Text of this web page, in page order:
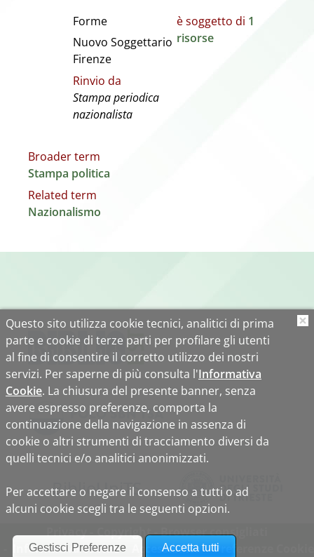
Forme
Nuovo Soggettario
Firenze
Rinvio da
Stampa periodica
nazionalista
è soggetto di 1
risorse
Broader term
Stampa politica
Related term
Nazionalismo
BiblioUniTS
Privacy Copyright
Browser consigliati
Informativa cookie
Accessibilità Preferenze Cookie
Questo sito utilizza cookie tecnici, analitici di prima
parte e cookie di terze parti per profilare gli utenti
al fine di consentire il corretto utilizzo dei nostri
servizi. Per saperne di più consulta l'Informativa
Cookie. La chiusura del presente banner, senza
avere espresso preferenze, comporta la
continuazione della navigazione in assenza di
cookie o altri strumenti di tracciamento diversi da
quelli tecnici e/o analitici anonimizzati.
Per accettare o negare il consenso a tutti o ad
alcuni cookie scegli tra le seguenti opzioni.